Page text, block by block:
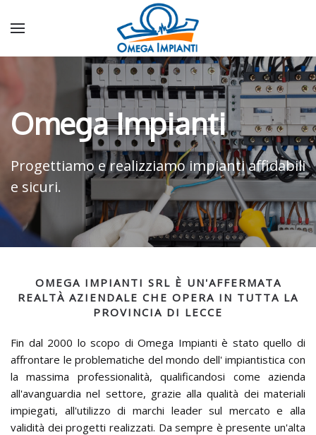
Omega Impianti
Progettiamo e realizziamo impianti affidabili
e sicuri.
OMEGA IMPIANTI SRL È UN'AFFERMATA
REALTÀ AZIENDALE CHE OPERA IN TUTTA LA
PROVINCIA DI LECCE
Fin dal 2000 lo scopo di Omega Impianti è stato quello di
affrontare le problematiche del mondo dell' impiantistica con
la massima professionalità, qualificandosi come azienda
all'avanguardia nel settore, grazie alla qualità dei materiali
impiegati, all'utilizzo di marchi leader sul mercato e alla
validità dei progetti realizzati. Da sempre è presente un'alta